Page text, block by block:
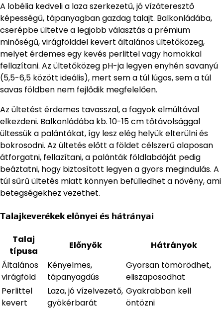
A lobélia kedveli a laza szerkezetű, jó vízáteresztő
képességű, tápanyagban gazdag talajt. Balkonládába,
cserépbe ültetve a legjobb választás a prémium
minőségű, virágfölddel kevert általános ültetőközeg,
melyet érdemes egy kevés perlittel vagy homokkal
fellazítani. Az ültetőközeg pH-ja legyen enyhén savanyú
(5,5-6,5 között ideális), mert sem a túl lúgos, sem a túl
savas földben nem fejlődik megfelelően.
Az ültetést érdemes tavasszal, a fagyok elmúltával
elkezdeni. Balkonládába kb. 10-15 cm tőtávolsággal
ültessük a palántákat, így lesz elég helyük elterülni és
bokrosodni. Az ültetés előtt a földet célszerű alaposan
átforgatni, fellazítani, a palánták földlabdáját pedig
beáztatni, hogy biztosított legyen a gyors megindulás. A
túl sűrű ültetés miatt könnyen befülledhet a növény, ami
betegségekhez vezethet.
Talajkeverékek előnyei és hátrányai
Talaj
típusa
Előnyök
Hátrányok
Általános
virágföld
Kényelmes,
tápanyagdús
Gyorsan tömörödhet,
eliszaposodhat
Perlittel
kevert
Laza, jó vízelvezető,
gyökérbarát
Gyakrabban kell
öntözni